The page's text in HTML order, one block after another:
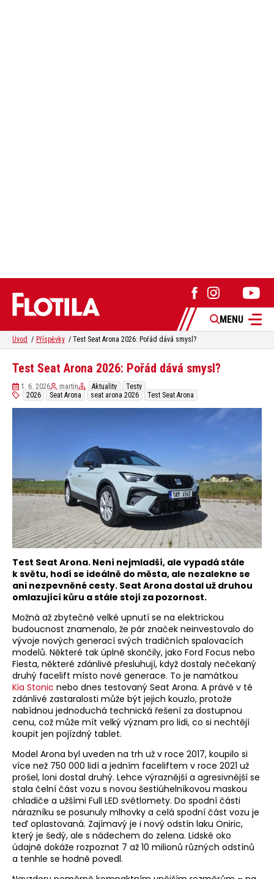
MENU
Úvod Příspěvky Test Seat Arona 2026: Pořád dává smysl?
Test Seat Arona 2026: Pořád dává smysl?
1. 6. 2026 martin Aktuality
Testy
2026
Seat Arona seat arona 2026 Test Seat Arona
Test Seat Arona. Není nejmladší, ale vypadá stále
k světu, hodí se ideálně do města, ale nezalekne se
ani nezpevněné cesty. Seat Arona dostal už druhou
omlazující kůru a stále stojí za pozornost.
Možná až zbytečně velké upnutí se na elektrickou
budoucnost znamenalo, že pár značek neinvestovalo do
vývoje nových generací svých tradičních spalovacích
modelů. Některé tak úplně skončily, jako Ford Focus nebo
Fiesta, některé zdánlivě přesluhují, když dostaly nečekaný
druhý facelift místo nové generace. To je namátkou
Kia Stonic nebo dnes testovaný Seat Arona. A právě v té
zdánlivé zastaralosti může být jejich kouzlo, protože
nabídnou jednoduchá technická řešení za dostupnou
cenu, což může mít velký význam pro lidi, co si nechtějí
koupit jen pojízdný tablet.
Model Arona byl uveden na trh už v roce 2017, koupilo si
více než 750 000 lidí a jedním faceliftem v roce 2021 už
prošel, loni dostal druhý. Lehce výraznější a agresivnější se
stala čelní část vozu s novou šestiúhelníkovou maskou
chladiče a užšími Full LED světlomety. Do spodní části
nárazníku se posunuly mlhovky a celá spodní část vozu je
teď oplastovaná. Zajímavý je i nový odstín laku Oniric,
který je šedý, ale s nádechem do zelena. Lidské oko
údajně dokáže rozpoznat 7 až 10 milionů různých odstínů
a tenhle se hodně povedl.